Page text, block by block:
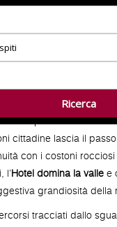
cittadine lascia il
con i costoni
l’Hotel domina la valle e
grandiosità della
tracciati dallo